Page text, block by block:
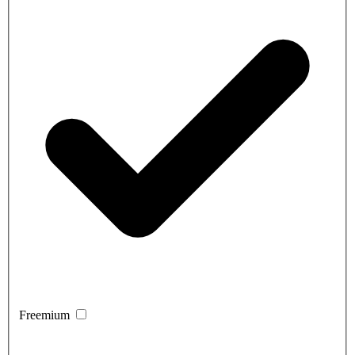
Freemium